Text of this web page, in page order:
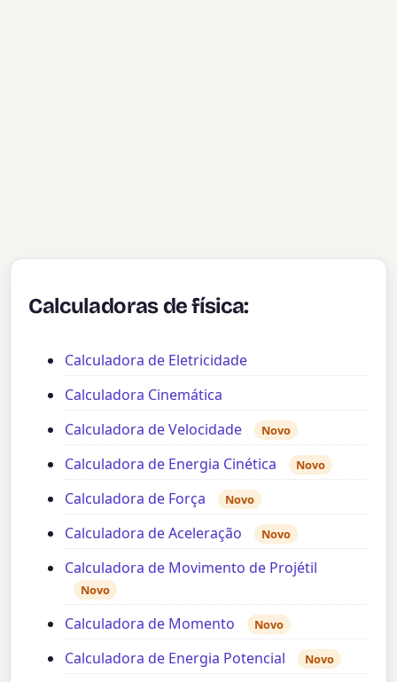
Calculadoras de física:
Calculadora de Eletricidade
Calculadora Cinemática
Calculadora de Velocidade
Novo
Calculadora de Energia Cinética Novo
Calculadora de Força Novo
Calculadora de Aceleração Novo
Calculadora de Movimento de Projétil
Novo
Calculadora de Momento Novo
Calculadora de Energia Potencial Novo